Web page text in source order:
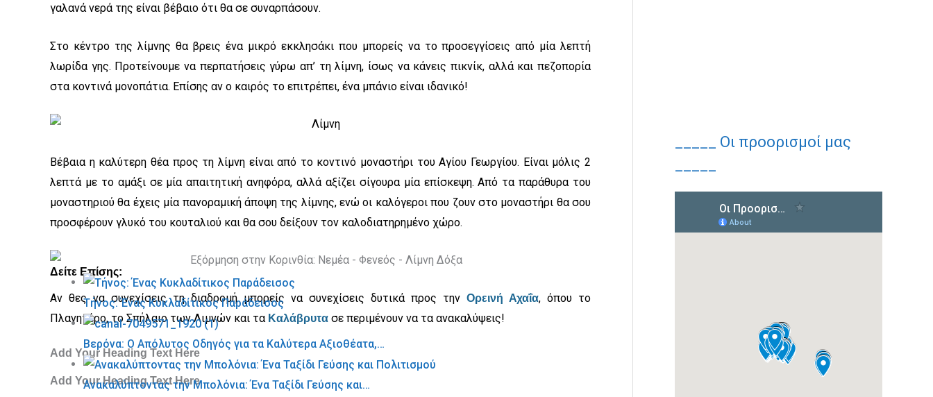
γαλανά νερά της είναι βέβαιο ότι θα σε συναρπάσουν.
Στο κέντρο της λίμνης θα βρεις ένα μικρό εκκλησάκι που μπορείς να το προσεγγίσεις από μία λεπτή
λωρίδα γης. Προτείνουμε να περπατήσεις γύρω απ’ τη λίμνη, ίσως να κάνεις πικνίκ, αλλά και πεζοπορία
στα κοντινά μονοπάτια. Επίσης αν ο καιρός το επιτρέπει, ένα μπάνιο είναι ιδανικό!
Βέβαια η καλύτερη θέα προς τη λίμνη είναι από το κοντινό μοναστήρι του Αγίου Γεωργίου. Είναι μόλις 2
λεπτά με το αμάξι σε μία απαιτητική ανηφόρα, αλλά αξίζει σίγουρα μία επίσκεψη. Από τα παράθυρα του
μοναστηριού θα έχεις μία πανοραμική άποψη της λίμνης, ενώ οι καλόγεροι που ζουν στο μοναστήρι θα σου
προσφέρουν γλυκό του κουταλιού και θα σου δείξουν τον καλοδιατηρημένο χώρο.
Αν θες να συνεχίσεις τη διαδρομή μπορείς να συνεχίσεις δυτικά προς την Ορεινή Αχαΐα, όπου το
Πλανητέρο, το Σπήλαιο των Λιμνών και τα Καλάβρυτα σε περιμένουν να τα ανακαλύψεις!
Add Your Heading Text Here
Add Your Heading Text Here
Δείτε Επίσης:​
Τήνος: Ένας Κυκλαδίτικος Παράδεισος
Βερόνα: Ο Απόλυτος Οδηγός για τα Καλύτερα Αξιοθέατα,…
Ανακαλύπτοντας την Μπολόνια: Ένα Ταξίδι Γεύσης και…
_____ Οι προορισμοί μας